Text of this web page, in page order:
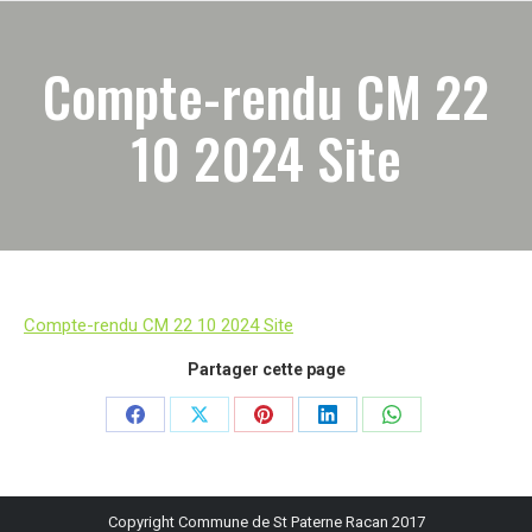
Compte-rendu CM 22
10 2024 Site
Compte-rendu CM 22 10 2024 Site
Partager cette page
Partager
Facebook
Partager
X
Partager
Pinterest
Partager
LinkedIn
Partager
WhatsApp
Copyright Commune de St Paterne Racan 2017